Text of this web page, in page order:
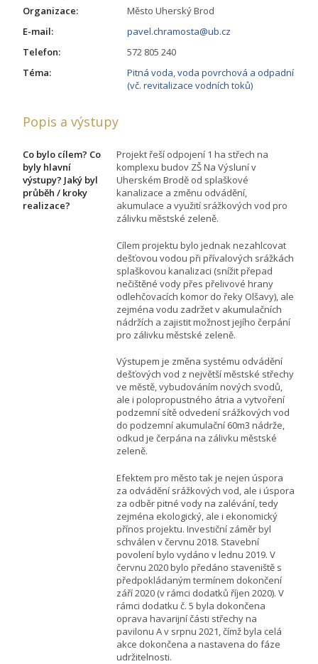
Organizace:
Město Uherský Brod
E-mail:
pavel.chramosta@ub.cz
Telefon:
572 805 240
Téma:
Pitná voda, voda povrchová a odpadní
(vč. revitalizace vodních toků)
Popis a výstupy
Co bylo cílem? Co
byly hlavní
výstupy? Jaký byl
průběh / kroky
realizace?
Projekt řeší odpojení 1 ha střech na
komplexu budov ZŠ Na Výsluní v
Uherském Brodě od splaškové
kanalizace a změnu odvádění,
akumulace a využití srážkových vod pro
zálivku městské zeleně.
Cílem projektu bylo jednak nezahlcovat
dešťovou vodou při přívalových srážkách
splaškovou kanalizaci (snížit přepad
nečištěné vody přes přelivové hrany
odlehčovacích komor do řeky Olšavy), ale
zejména vodu zadržet v akumulačních
nádržích a zajistit možnost jejího čerpání
pro zálivku městské zeleně.
Výstupem je změna systému odvádění
dešťových vod z největší městské střechy
ve městě, vybudováním nových svodů,
ale i polopropustného átria a vytvoření
podzemní sítě odvedení srážkových vod
do podzemní akumulační 60m3 nádrže,
odkud je čerpána na zálivku městské
zeleně.
Efektem pro město tak je nejen úspora
za odvádění srážkových vod, ale i úspora
za odběr pitné vody na zalévání, tedy
zejména ekologický, ale i ekonomický
přínos projektu. Investiční záměr byl
schválen v červnu 2018. Stavební
povolení bylo vydáno v lednu 2019. V
červnu 2020 bylo předáno staveniště s
předpokládaným termínem dokončení
září 2020 (v rámci dodatků říjen 2020). V
rámci dodatku č. 5 byla dokončena
oprava havarijní části střechy na
pavilonu A v srpnu 2021, čímž byla celá
akce dokončena a nastavena do fáze
udržitelnosti.